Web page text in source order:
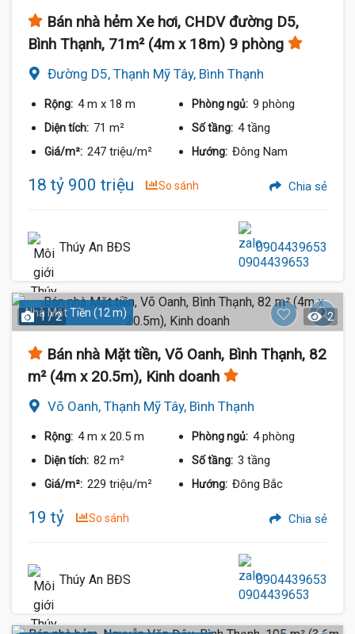
Bán nhà hẻm Xe hơi, CHDV đường D5,
Bình Thạnh, 71m² (4m x 18m) 9 phòng
Đường D5, Thạnh Mỹ Tây, Bình Thạnh
Rộng: 4 m x 18 m Phòng ngủ: 9 phòng
Diện tích: 71 m² Số tầng: 4 tầng
Giá/m²: 247 triệu/m² Hướng: Đông Nam
18 tỷ 900 triệu So sánh Chia sẻ
Thúy An BĐS 0904439653
Nhà Mặt Tiền (12 m)
1 / 2 2
Bán nhà Mặt tiền, Võ Oanh, Bình Thạnh, 82
m² (4m x 20.5m), Kinh doanh
Võ Oanh, Thạnh Mỹ Tây, Bình Thạnh
Rộng: 4 m x 20.5 m Phòng ngủ: 4 phòng
Diện tích: 82 m² Số tầng: 3 tầng
Giá/m²: 229 triệu/m² Hướng: Đông Bắc
19 tỷ So sánh Chia sẻ
Thúy An BĐS 0904439653